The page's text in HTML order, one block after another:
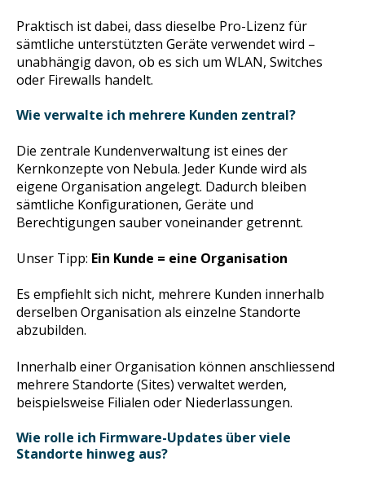
Praktisch ist dabei, dass dieselbe Pro-Lizenz für
sämtliche unterstützten Geräte verwendet wird –
unabhängig davon, ob es sich um WLAN, Switches
oder Firewalls handelt.
Wie verwalte ich mehrere Kunden zentral?
Die zentrale Kundenverwaltung ist eines der
Kernkonzepte von Nebula. Jeder Kunde wird als
eigene Organisation angelegt. Dadurch bleiben
sämtliche Konfigurationen, Geräte und
Berechtigungen sauber voneinander getrennt.
Unser Tipp: Ein Kunde = eine Organisation
Es empfiehlt sich nicht, mehrere Kunden innerhalb
derselben Organisation als einzelne Standorte
abzubilden.
Innerhalb einer Organisation können anschliessend
mehrere Standorte (Sites) verwaltet werden,
beispielsweise Filialen oder Niederlassungen.
Wie rolle ich Firmware-Updates über viele
Standorte hinweg aus?